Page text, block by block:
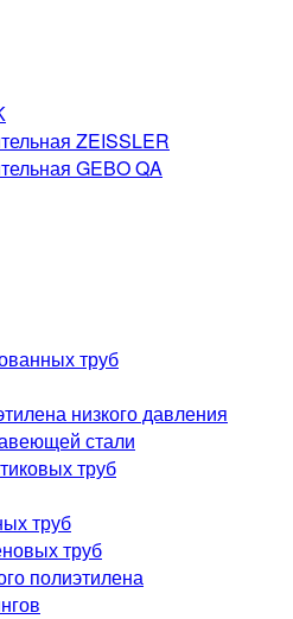
ZEISSLER
GEBO QA
труб
низкого давления
стали
труб
труб
труб
полиэтилена